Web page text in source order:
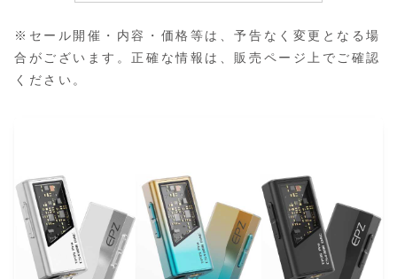
※セール開催・内容・価格等は、予告なく変更となる場
合がございます。正確な情報は、販売ページ上でご確認
ください。